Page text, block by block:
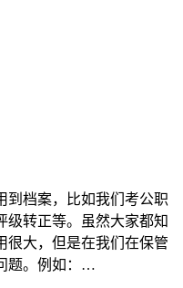
到档案，比如我们考公职
级转正等。虽然大家都知
很大，但是在我们在保管
题。例如：…